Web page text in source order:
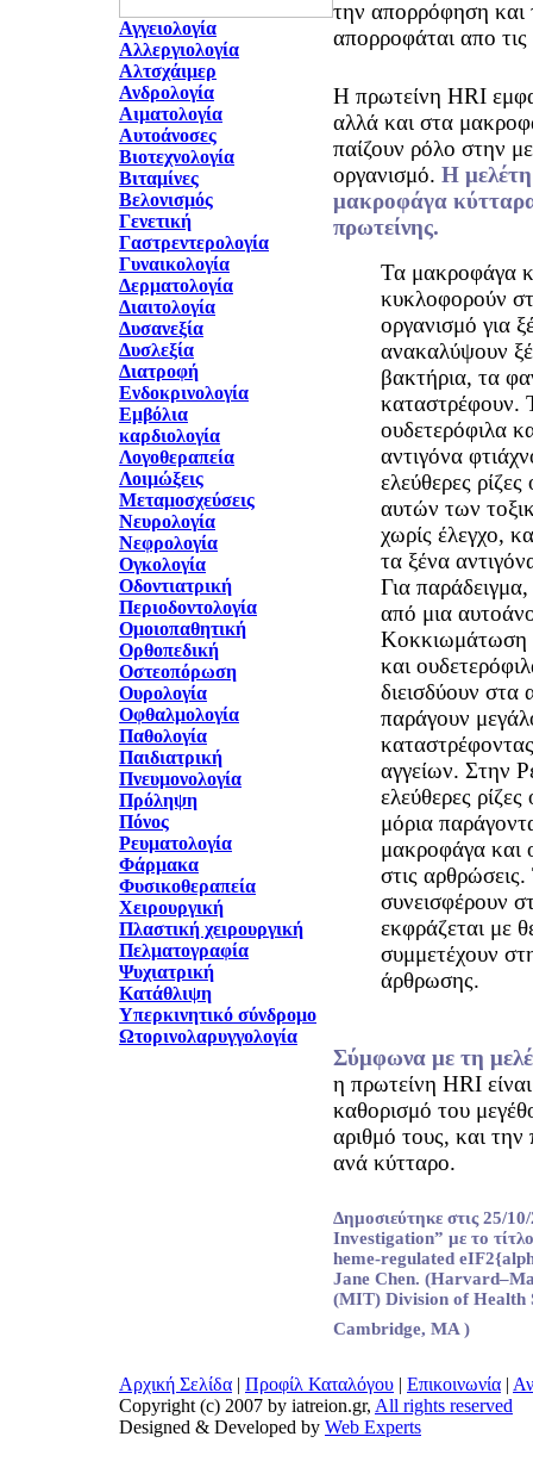
Αγγειολογία
Αλλεργιολογία
Αλτσχάιμερ
Ανδρολογία
Αιματολογία
Αυτοάνοσες
Βιοτεχνολογία
Βιταμίνες
Βελονισμός
Γενετική
Γαστρεντερολογία
Γυναικολογία
Δερματολογία
Διαιτολογία
Δυσανεξία
Δυσλεξία
Διατροφή
Ενδοκρινολογία
Εμβόλια
καρδιολογία
Λογοθεραπεία
Λοιμώξεις
Μεταμοσχεύσεις
Νευρολογία
Νεφρολογία
Ογκολογία
Οδοντιατρική
Περιοδοντολογία
Ομοιοπαθητική
Ορθοπεδική
Οστεοπόρωση
Ουρολογία
Οφθαλμολογία
Παθολογία
Παιδιατρική
Πνευμονολογία
Πρόληψη
Πόνος
Ρευματολογία
Φάρμακα
Φυσικοθεραπεία
Χειρουργική
Πλαστική χειρουργική
Πελματογραφία
Ψυχιατρική
Κατάθλιψη
Υπερκινητικό σύνδρομο
Ωτορινολαρυγγολογία
την απορρόφηση και
απορροφάται απο
Η πρωτείνη HRI
αλλά και στα
παίζουν ρόλο στην
οργανισμό. Η μελέτη
μακροφάγα
πρωτείνης.
Τα μακροφάγα
κυκλοφορούν
οργανισμό για
ανακαλύψουν
βακτήρια, τα
καταστρέφουν.
ουδετερόφιλα
αντιγόνα
ελεύθερες
αυτών των
χωρίς έλεγχο,
τα ξένα
Για
από μια
Κοκκιωμάτωση
και
διεισδύουν στα
παράγουν
αγγείων. Στην
ελεύθερες
μόρια
μακροφάγα και
στις
συνεισφέρουν
εκφράζεται με
συμμετέχουν
άρθρωσης.
Σύμφωνα με τη
η πρωτείνη HRI
καθορισμό του
αριθμό τους, και την
ανά κύτταρο.
Δημοσιεύτηκε στις 25/
Investigation” με το
heme-regulated
Jane Chen.
(MIT) Division of Health
Cambridge, MA )
Αρχική Σελίδα | Προφίλ Καταλόγου | Επικοινωνία |
Copyright (c) 2007 by iatreion.gr, All rights reserved
Designed & Developed by Web Experts